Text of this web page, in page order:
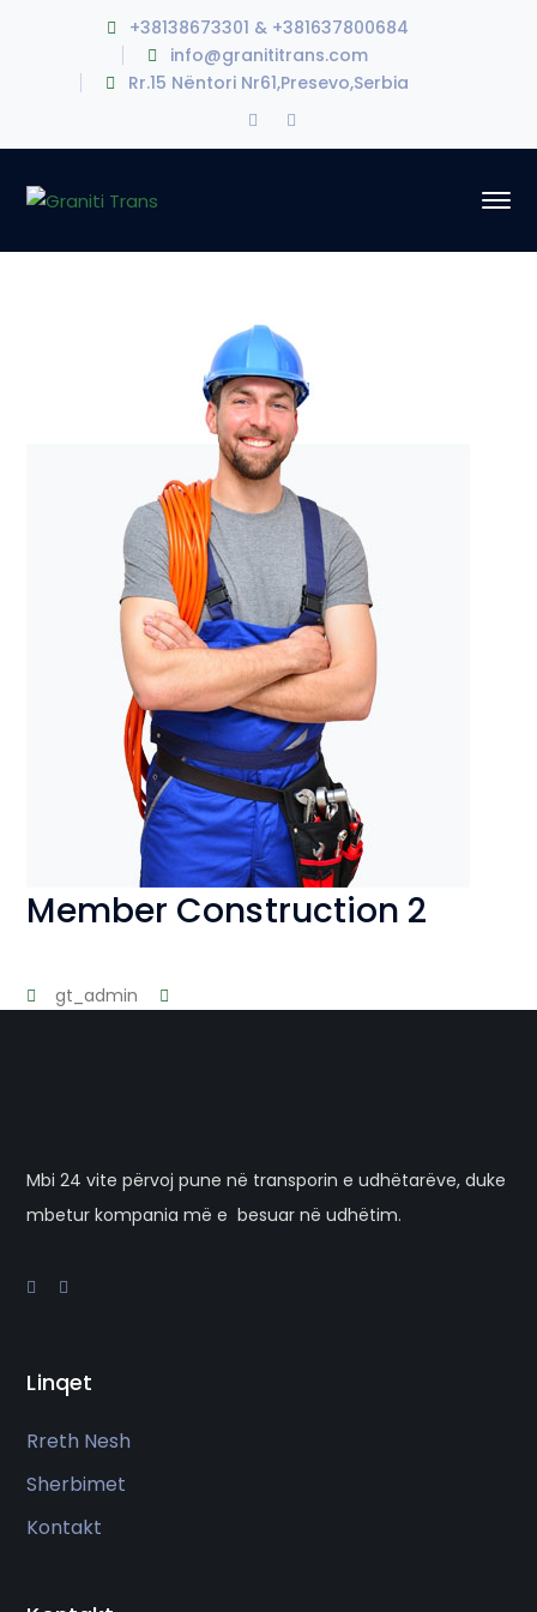
+38138673301 & +381637800684
info@granititrans.com
Rr.15 Nëntori Nr61,Presevo,Serbia
Facebook
Profile
Instagram
Profile
Member Construction 2
gt_admin
Mbi 24 vite përvoj pune në transporin e udhëtarëve, duke
mbetur kompania më e besuar në udhëtim.
Linqet
Rreth Nesh
Sherbimet
Kontakt